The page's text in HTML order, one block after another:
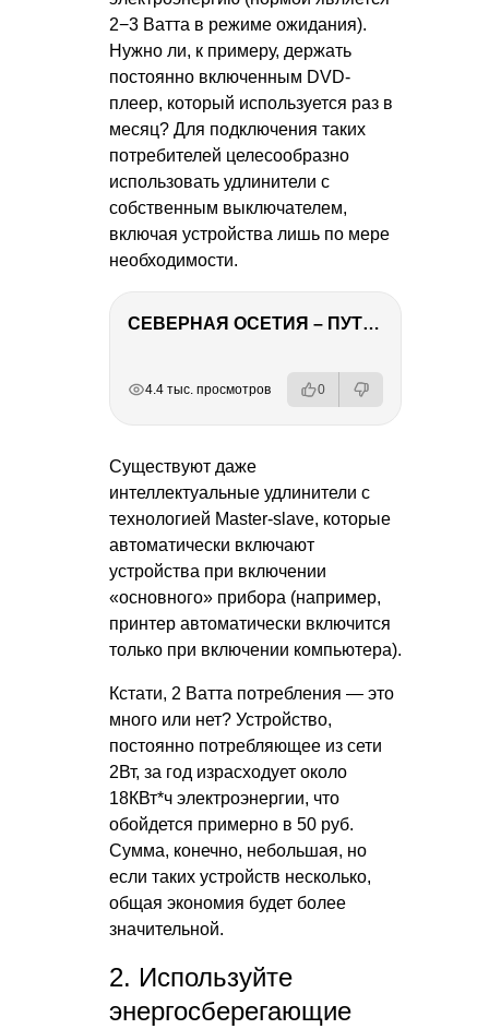
2−3 Ватта в режиме ожидания).
Нужно ли, к примеру, держать
постоянно включенным DVD-
плеер, который используется раз в
месяц? Для подключения таких
потребителей целесообразно
использовать удлинители с
собственным выключателем,
включая устройства лишь по мере
необходимости.
СЕВЕРНАЯ ОСЕТИЯ – ПУТЕШЕСТВИЕ НА КАВКАЗ часть 4
4.4 тыс. просмотров 0
Существуют даже
интеллектуальные удлинители с
технологией Master-slave, которые
автоматически включают
устройства при включении
«основного» прибора (например,
принтер автоматически включится
только при включении компьютера).
Кстати, 2 Ватта потребления — это
много или нет? Устройство,
постоянно потребляющее из сети
2Вт, за год израсходует около
18КВт*ч электроэнергии, что
обойдется примерно в 50 руб.
Сумма, конечно, небольшая, но
если таких устройств несколько,
общая экономия будет более
значительной.
2. Используйте
энергосберегающие